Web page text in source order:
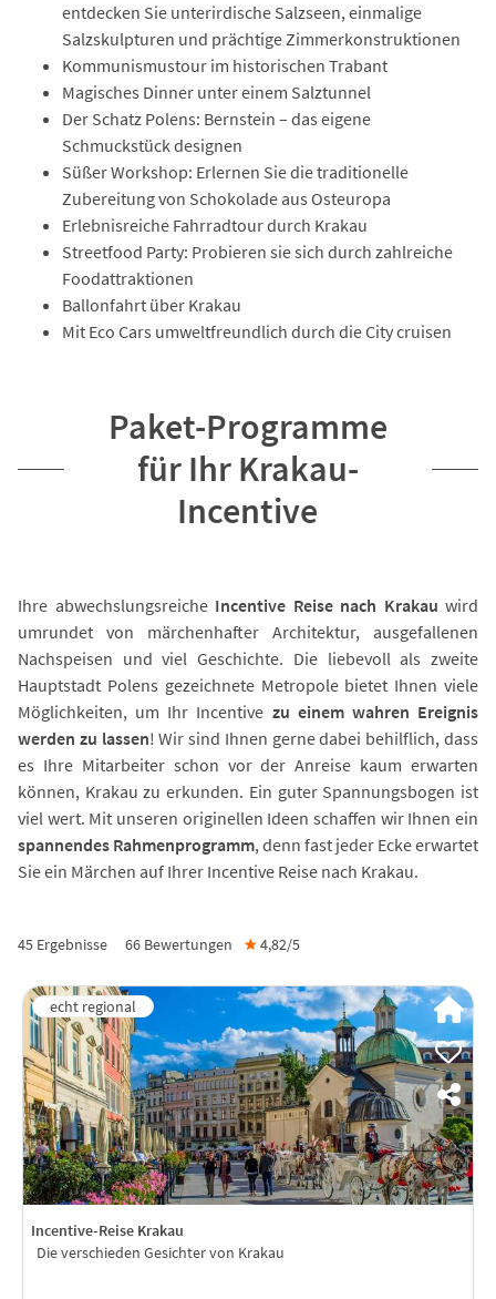
entdecken Sie unterirdische Salzseen, einmalige
Salzskulpturen und prächtige Zimmerkonstruktionen
Kommunismustour im historischen Trabant
Magisches Dinner unter einem Salztunnel
Der Schatz Polens: Bernstein – das eigene
Schmuckstück designen
Süßer Workshop: Erlernen Sie die traditionelle
Zubereitung von Schokolade aus Osteuropa
Erlebnisreiche Fahrradtour durch Krakau
Streetfood Party: Probieren sie sich durch zahlreiche
Foodattraktionen
Ballonfahrt über Krakau
Mit Eco Cars umweltfreundlich durch die City cruisen
Paket-Programme
für Ihr Krakau-
Incentive
Ihre abwechslungsreiche Incentive Reise nach Krakau wird
umrundet von märchenhafter Architektur, ausgefallenen
Nachspeisen und viel Geschichte. Die liebevoll als zweite
Hauptstadt Polens gezeichnete Metropole bietet Ihnen viele
Möglichkeiten, um Ihr Incentive zu einem wahren Ereignis
werden zu lassen! Wir sind Ihnen gerne dabei behilflich, dass
es Ihre Mitarbeiter schon vor der Anreise kaum erwarten
können, Krakau zu erkunden. Ein guter Spannungsbogen ist
viel wert. Mit unseren originellen Ideen schaffen wir Ihnen ein
spannendes Rahmenprogramm, denn fast jeder Ecke erwartet
Sie ein Märchen auf Ihrer Incentive Reise nach Krakau.
45 Ergebnisse 66 Bewertungen ★4,82/5
Incentive-Reise Krakau
Die verschieden Gesichter von Krakau